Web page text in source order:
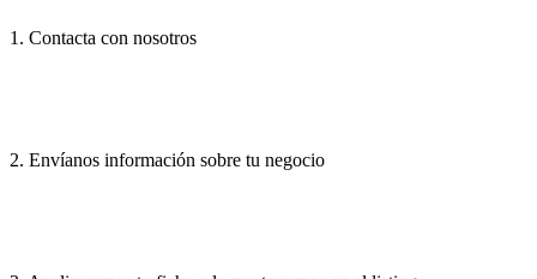
1. Contacta con nosotros
2. Envíanos información sobre tu negocio